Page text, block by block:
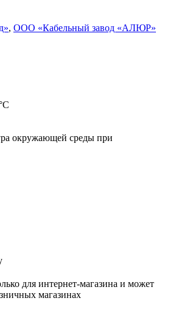
, ООО «Кабельный завод «АЛЮР»
окружающей среды при
для интернет-магазина и может
магазинах